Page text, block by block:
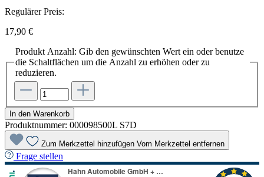
Regulärer Preis:
17,90 €
Produkt Anzahl: Gib den gewünschten Wert ein oder benutze
die Schaltflächen um die Anzahl zu erhöhen oder zu
reduzieren.
In den Warenkorb
Produktnummer: 000098500L S7D
Zum Merkzettel hinzufügen Vom Merkzettel entfernen
Frage stellen